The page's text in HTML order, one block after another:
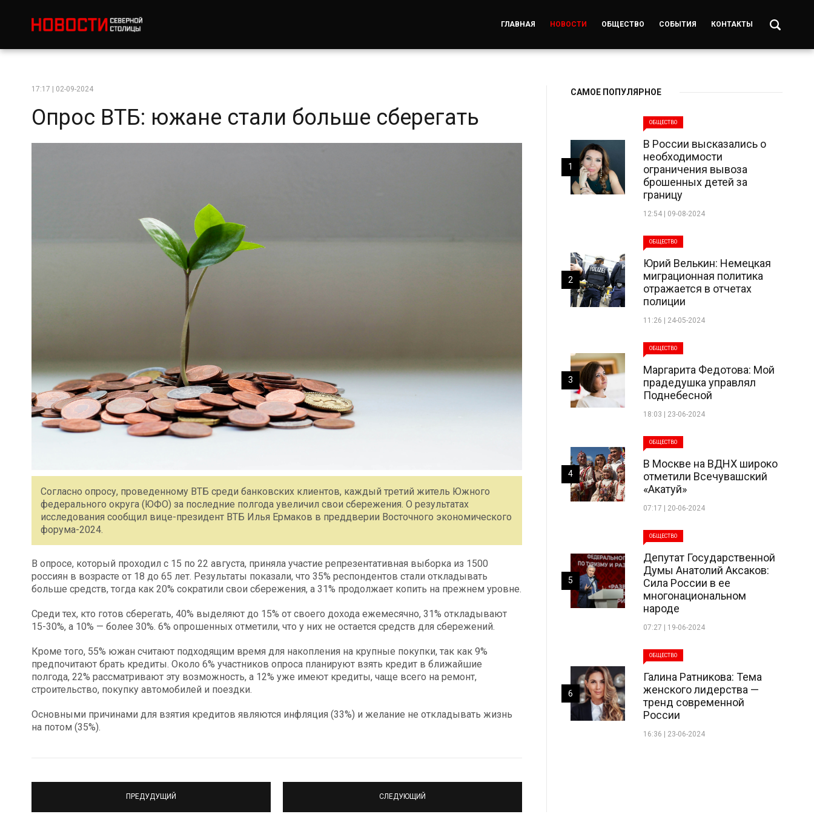
ГЛАВНАЯ НОВОСТИ ОБЩЕСТВО СОБЫТИЯ КОНТАКТЫ
17:17 | 02-09-2024
Опрос ВТБ: южане стали больше сберегать
Согласно опросу, проведенному ВТБ среди банковских клиентов, каждый третий житель Южного
федерального округа (ЮФО) за последние полгода увеличил свои сбережения. О результатах
исследования сообщил вице-президент ВТБ Илья Ермаков в преддверии Восточного экономического
форума-2024.
В опросе, который проходил с 15 по 22 августа, приняла участие репрезентативная выборка из 1500
россиян в возрасте от 18 до 65 лет. Результаты показали, что 35% респондентов стали откладывать
больше средств, тогда как 20% сократили свои сбережения, а 31% продолжает копить на прежнем уровне.
Среди тех, кто готов сберегать, 40% выделяют до 15% от своего дохода ежемесячно, 31% откладывают
15-30%, а 10% — более 30%. 6% опрошенных отметили, что у них не остается средств для сбережений.
Кроме того, 55% южан считают подходящим время для накопления на крупные покупки, так как 9%
предпочитают брать кредиты. Около 6% участников опроса планируют взять кредит в ближайшие
полгода, 22% рассматривают эту возможность, а 12% уже имеют кредиты, чаще всего на ремонт,
строительство, покупку автомобилей и поездки.
Основными причинами для взятия кредитов являются инфляция (33%) и желание не откладывать жизнь
на потом (35%).
ПРЕДУДУЩИЙ СЛЕДУЮЩИЙ
САМОЕ ПОПУЛЯРНОЕ
ОБЩЕСТВО
В России высказались о
необходимости
ограничения вывоза
брошенных детей за
границу
12:54 | 09-08-2024
1
ОБЩЕСТВО
Юрий Велькин: Немецкая
миграционная политика
отражается в отчетах
полиции
11:26 | 24-05-2024
2
ОБЩЕСТВО
Маргарита Федотова: Мой
прадедушка управлял
Поднебесной
18:03 | 23-06-2024
3
ОБЩЕСТВО
В Москве на ВДНХ широко
отметили Всечувашский
«Акатуй»
07:17 | 20-06-2024
4
ОБЩЕСТВО
Депутат Государственной
Думы Анатолий Аксаков:
Сила России в ее
многонациональном
народе
07:27 | 19-06-2024
5
ОБЩЕСТВО
Галина Ратникова: Тема
женского лидерства —
тренд современной
России
16:36 | 23-06-2024
6